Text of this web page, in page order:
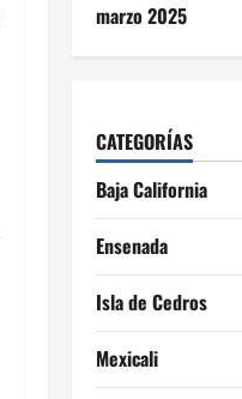
marzo 2025
CATEGORÍAS
Baja California
Ensenada
Isla de Cedros
Mexicali